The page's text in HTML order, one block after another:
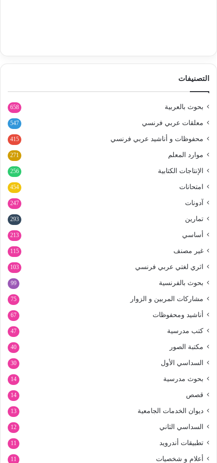
التصنيفات
بحوث بالعربية 658
معلقات عربي فرنسي 547
محفوظات و أناشيد عربي فرنسي 415
موارد المعلم 271
الإنتاجات الكتابية 256
امتحانات 454
آدونات 247
تمارين 293
أساسي 213
غير مصنف 115
اثري لغتي عربي فرنسي 103
بحوث بالفرنسية 99
مشاركات المربين و الزوار 75
أناشيد ومحفوظات 67
كتب مدرسية 47
مكتبة الصور 40
السداسي الأول 30
بحوث مدرسية 14
قصص 14
ديوان الخدمات الجامعية 13
السداسي الثاني 12
تطبيقات أندرويد 11
أعلام و شخصيات 11